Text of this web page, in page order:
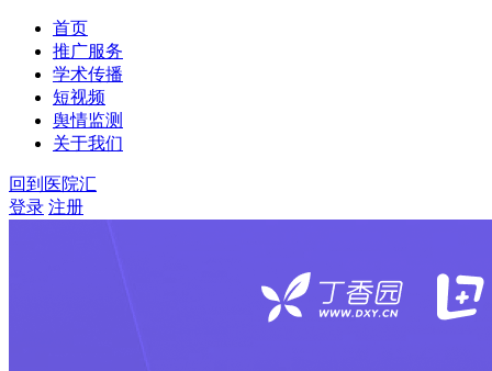
首页
推广服务
学术传播
短视频
舆情监测
关于我们
回到医院汇
登录 注册